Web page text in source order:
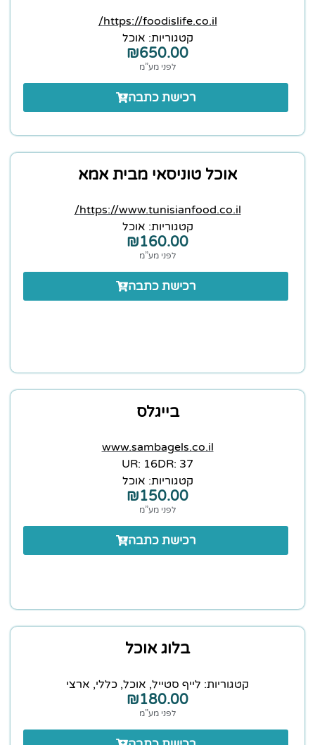
https://foodislife.co.il/
קטגוריות: אוכל
₪650.00
לפני מע”מ
רכישת כתבה
אוכל טוניסאי מבית אמא
https://www.tunisianfood.co.il/
קטגוריות: אוכל
₪160.00
לפני מע”מ
רכישת כתבה
בייגלס
www.sambagels.co.il
37 :DR
16 :UR
קטגוריות: אוכל
₪150.00
לפני מע”מ
רכישת כתבה
בלוג אוכל
קטגוריות: לייף סטייל, אוכל, כללי, ארצי
₪180.00
לפני מע”מ